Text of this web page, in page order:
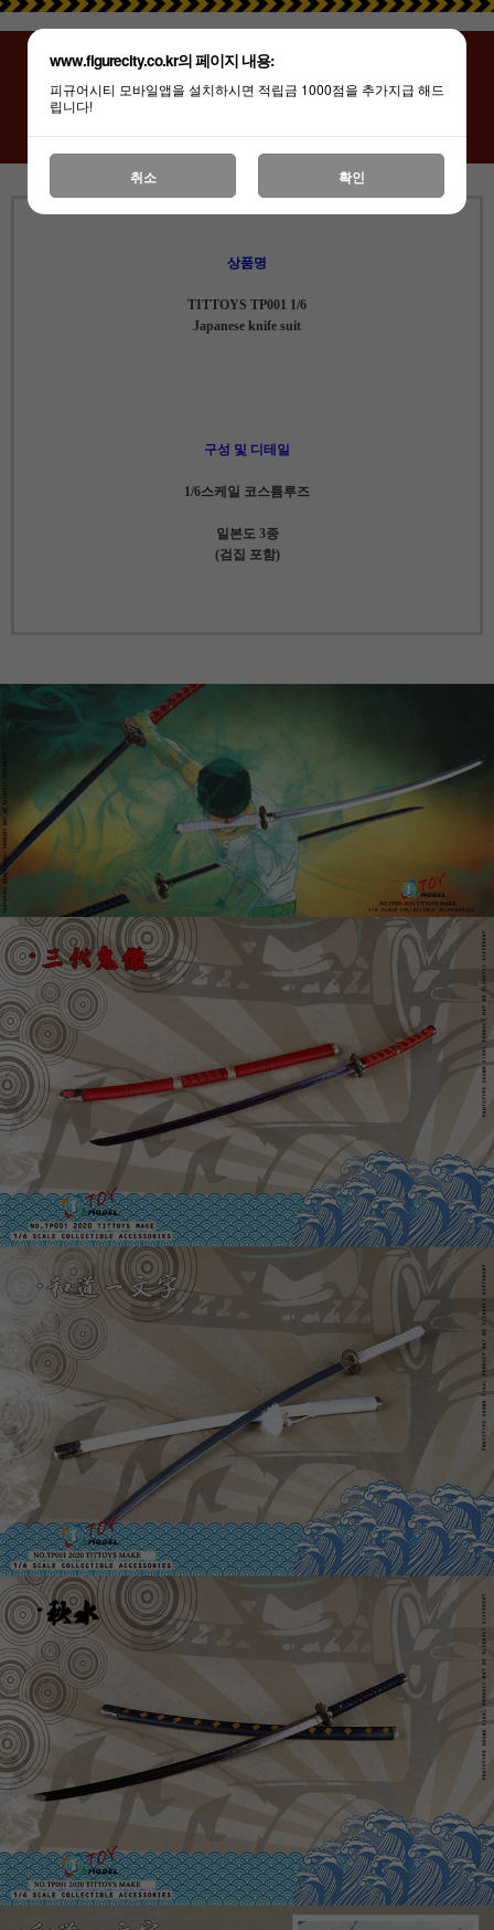
※ 상품 상세페이지(상품명/상품설명 등)는
"피규어시티"에서 제작한 컨텐츠로 저작권법의 보호를 받습니다
상품명
TITTOYS TP001 1/6
Japanese knife suit
구성 및 디테일
1/6스케일 코스튬루즈
일본도 3종
(검집 포함)
www.figurecity.co.kr의 페이지 내용:
피규어시티 모바일앱을 설치하시면 적립금 1000점을 추가지급 해드
립니다!
취소 확인